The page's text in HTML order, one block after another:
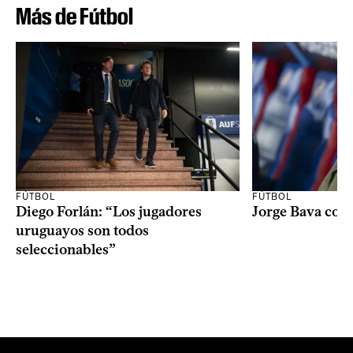
Más de Fútbol
FÚTBOL
Diego Forlán: “Los jugadores
uruguayos son todos
seleccionables”
FÚTBOL
Jorge Bava